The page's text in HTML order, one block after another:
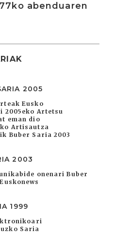
abenduaren
2005
Eusko
2005eko Artetsu
eman dio
Artisautza
Buber Saria 2003
2003
onenari Buber
1999
Saria